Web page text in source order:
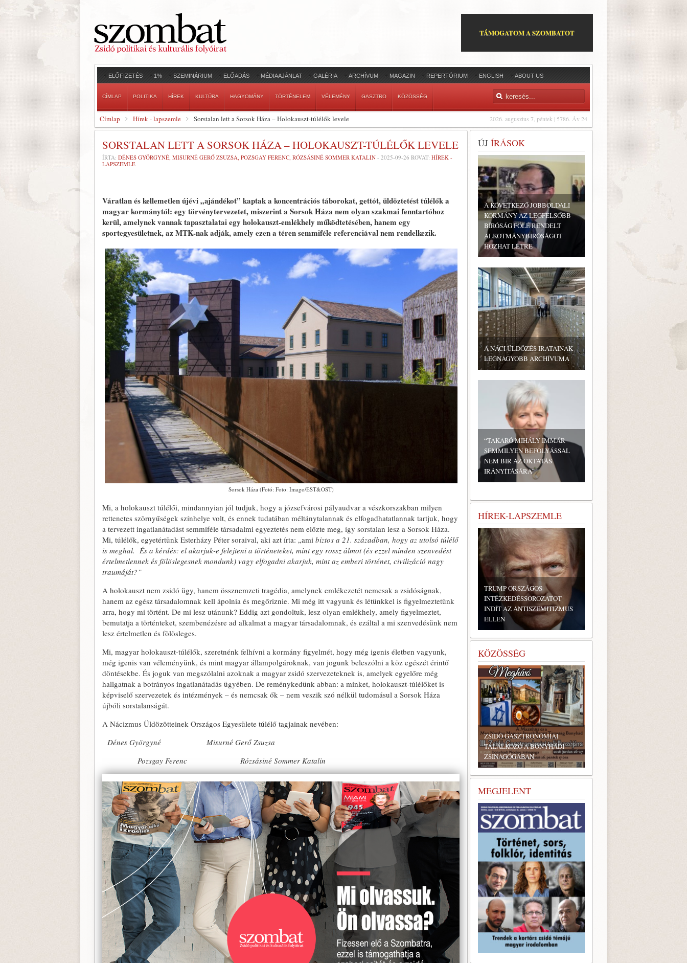
TÁMOGATOM A SZOMBATOT
ELŐFIZETÉS 1% SZEMINÁRIUM ELŐADÁS MÉDIAAJÁNLAT GALÉRIA ARCHÍVUM MAGAZIN REPERTÓRIUM ENGLISH ABOUT US
CÍMLAP POLITIKA HÍREK KULTÚRA HAGYOMÁNY TÖRTÉNELEM VÉLEMÉNY GASZTRO KÖZÖSSÉG
2026. augusztus 7, péntek | 5786. Áv 24
Címlap Hírek - lapszemle Sorstalan lett a Sorsok Háza – Holokauszt-túlélők levele
SORSTALAN LETT A SORSOK HÁZA – HOLOKAUSZT-TÚLÉLŐK LEVELE
ÍRTA: DÉNES GYÖRGYNÉ, MISURNÉ GERŐ ZSUZSA, POZSGAY FERENC, RÓZSÁSINÉ SOMMER KATALIN - 2025-09-26 ROVAT: HÍREK -
LAPSZEMLE
Váratlan és kellemetlen újévi „ajándékot” kaptak a koncentrációs táborokat, gettót, üldöztetést túlélők a
magyar kormánytól: egy törvénytervezetet, miszerint a Sorsok Háza nem olyan szakmai fenntartóhoz
kerül, amelynek vannak tapasztalatai egy holokauszt-emlékhely működtetésében, hanem egy
sportegyesületnek, az MTK-nak adják, amely ezen a téren semmiféle referenciával nem rendelkezik.
Sorsok Háza (Fotó: Foto: Imago/EST&OST)
Mi, a holokauszt túlélői, mindannyian jól tudjuk, hogy a józsefvárosi pályaudvar a vészkorszakban milyen
rettenetes szörnyűségek színhelye volt, és ennek tudatában méltánytalannak és elfogadhatatlannak tartjuk, hogy
a tervezett ingatlanátadást semmiféle társadalmi egyeztetés nem előzte meg, így sorstalan lesz a Sorsok Háza.
Mi, túlélők, egyetértünk Esterházy Péter soraival, aki azt írta: „ami biztos a 21. században, hogy az utolsó túlélő
is meghal. És a kérdés: el akarjuk-e felejteni a történeteket, mint egy rossz álmot (és ezzel minden szenvedést
értelmetlennek és fölöslegesnek mondunk) vagy elfogadni akarjuk, mint az emberi történet, civilizáció nagy
traumáját?”
A holokauszt nem zsidó ügy, hanem össznemzeti tragédia, amelynek emlékezetét nemcsak a zsidóságnak,
hanem az egész társadalomnak kell ápolnia és megőriznie. Mi még itt vagyunk és létünkkel is figyelmeztetünk
arra, hogy mi történt. De mi lesz utánunk? Eddig azt gondoltuk, lesz olyan emlékhely, amely figyelmeztet,
bemutatja a történteket, szembenézésre ad alkalmat a magyar társadalomnak, és ezáltal a mi szenvedésünk nem
lesz értelmetlen és fölösleges.
Mi, magyar holokauszt-túlélők, szeretnénk felhívni a kormány figyelmét, hogy még igenis életben vagyunk,
még igenis van véleményünk, és mint magyar állampolgároknak, van jogunk beleszólni a köz egészét érintő
döntésekbe. És joguk van megszólalni azoknak a magyar zsidó szervezeteknek is, amelyek egyelőre még
hallgatnak a botrányos ingatlanátadás ügyében. De reménykedünk abban: a minket, holokauszt-túlélőket is
képviselő szervezetek és intézmények – és nemcsak ők – nem veszik szó nélkül tudomásul a Sorsok Háza
újbóli sorstalanságát.
A Nácizmus Üldözötteinek Országos Egyesülete túlélő tagjainak nevében:
Dénes Györgyné Misurné Gerő Zsuzsa
Pozsgay Ferenc Rózsásiné Sommer Katalin
ÚJ ÍRÁSOK
A KÖVETKEZŐ JOBBOLDALI
KORMÁNY AZ LEGFELSŐBB
BÍRÓSÁG FÖLÉ RENDELT
ALKOTMÁNYBÍRÓSÁGOT
HOZHAT LÉTRE
A NÁCI ÜLDÖZÉS IRATAINAK
LEGNAGYOBB ARCHÍVUMA
“TAKARÓ MIHÁLY IMMÁR
SEMMILYEN BEFOLYÁSSAL
NEM BÍR AZ OKTATÁS
IRÁNYÍTÁSÁRA”
HÍREK-LAPSZEMLE
TRUMP ORSZÁGOS
INTÉZKEDÉSSOROZATOT
INDÍT AZ ANTISZEMITIZMUS
ELLEN
KÖZÖSSÉG
ZSIDÓ GASZTRONÓMIAI
TALÁLKOZÓ A BONYHÁDI
ZSINAGÓGÁBAN
MEGJELENT